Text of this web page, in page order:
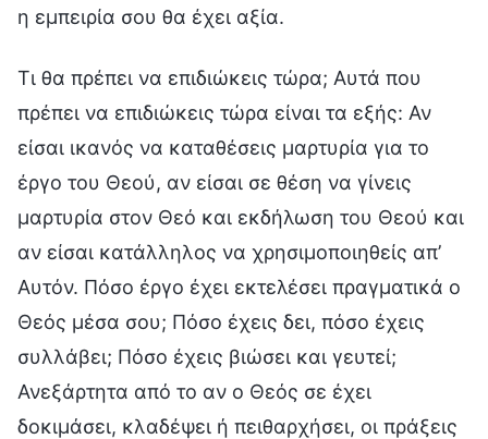
η εμπειρία σου θα έχει αξία.
Τι θα πρέπει να επιδιώκεις τώρα; Αυτά που
πρέπει να επιδιώκεις τώρα είναι τα εξής: Αν
είσαι ικανός να καταθέσεις μαρτυρία για το
έργο του Θεού, αν είσαι σε θέση να γίνεις
μαρτυρία στον Θεό και εκδήλωση του Θεού και
αν είσαι κατάλληλος να χρησιμοποιηθείς απ’
Αυτόν. Πόσο έργο έχει εκτελέσει πραγματικά ο
Θεός μέσα σου; Πόσο έχεις δει, πόσο έχεις
συλλάβει; Πόσο έχεις βιώσει και γευτεί;
Ανεξάρτητα από το αν ο Θεός σε έχει
δοκιμάσει, κλαδέψει ή πειθαρχήσει, οι πράξεις